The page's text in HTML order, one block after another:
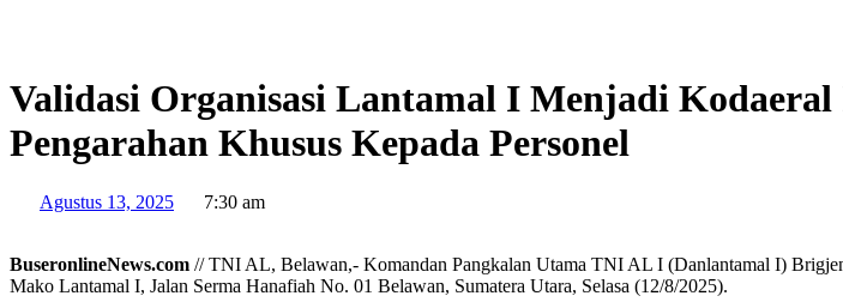
Validasi Organisasi Lantamal I Menjadi
Pengarahan Khusus Kepada Personel
Agustus 13, 2025 7:30 am
BuseronlineNews.com // TNI AL, Belawan,- Komandan Pangkalan Utama TNI AL I (Danlantamal I)
Mako Lantamal I, Jalan Serma Hanafiah No. 01 Belawan, Sumatera Utara, Selasa (12/8/2025).